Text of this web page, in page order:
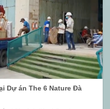
Dự án The 6 Nature Đà